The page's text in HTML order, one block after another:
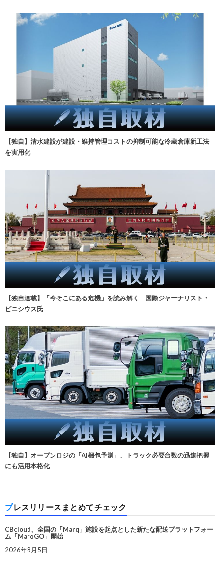
【独自】清水建設が建設・維持管理コストの抑制可能な冷蔵倉庫新工法
を実用化
【独自連載】「今そこにある危機」を読み解く 国際ジャーナリスト・
ビニシウス氏
【独自】オープンロジの「AI梱包予測」、トラック必要台数の迅速把握
にも活用本格化
プレスリリースまとめてチェック
CBcloud、全国の「Marq」施設を起点とした新たな配送プラットフォー
ム「MarqGO」開始
2026年8月5日